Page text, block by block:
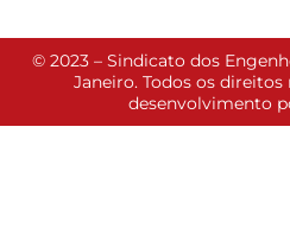
© 2023 – Sindicato dos
Janeiro. Todos os direitos
desenvolvimento